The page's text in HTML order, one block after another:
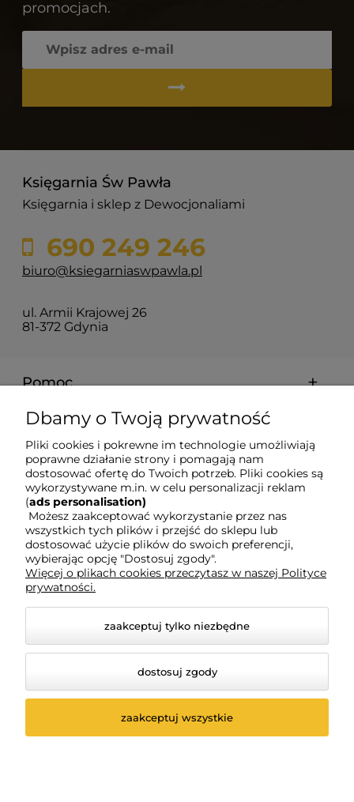
promocjach.
Księgarnia Św Pawła
Księgarnia i sklep z Dewocjonaliami
690 249 246
biuro@ksiegarniaswpawla.pl
ul. Armii Krajowej 26
81-372 Gdynia
Pomoc
Dostawa i koszty
Moje konto
Gwarancja i zwroty
O firmie
© 2026 www.ksiegarniaswpawla.pl. Wszelkie prawa
zastrzeżone.
Dbamy o Twoją prywatność
Pliki cookies i pokrewne im technologie umożliwiają
poprawne działanie strony i pomagają nam
dostosować ofertę do Twoich potrzeb. Pliki cookies są
wykorzystywane m.in. w celu personalizacji reklam
(ads personalisation)
Możesz zaakceptować wykorzystanie przez nas
wszystkich tych plików i przejść do sklepu lub
dostosować użycie plików do swoich preferencji,
wybierając opcję "Dostosuj zgody".
Więcej o plikach cookies przeczytasz w naszej Polityce
prywatności.
zaakceptuj tylko niezbędne
dostosuj zgody
zaakceptuj wszystkie